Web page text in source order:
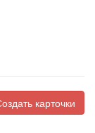
карточки